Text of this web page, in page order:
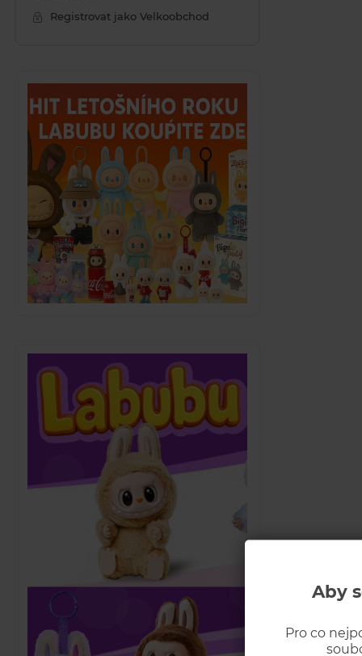
Aby
Pro co
Registrovat jako Velkoobchod